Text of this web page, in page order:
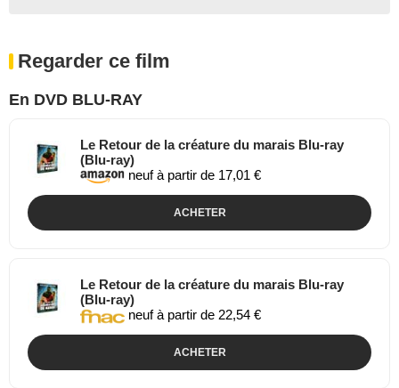
Regarder ce film
En DVD BLU-RAY
Le Retour de la créature du marais Blu-ray
(Blu-ray)
neuf à partir de 17,01 €
ACHETER
Le Retour de la créature du marais Blu-ray
(Blu-ray)
neuf à partir de 22,54 €
ACHETER